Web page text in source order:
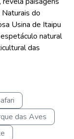
do
Usina de Itaipu
natural
das
das Aves